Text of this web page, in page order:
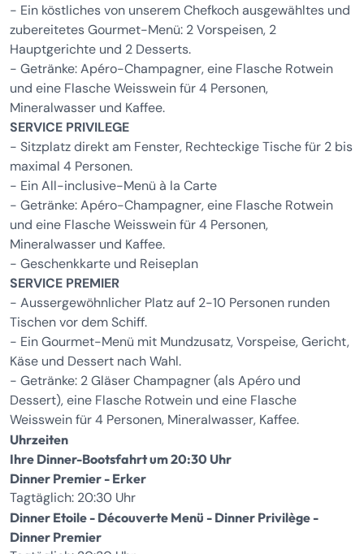
- Ein köstliches von unserem Chefkoch ausgewähltes und
zubereitetes Gourmet-Menü: 2 Vorspeisen, 2
Hauptgerichte und 2 Desserts.
- Getränke: Apéro-Champagner, eine Flasche Rotwein
und eine Flasche Weisswein für 4 Personen,
Mineralwasser und Kaffee.
SERVICE PRIVILEGE
- Sitzplatz direkt am Fenster, Rechteckige Tische für 2 bis
maximal 4 Personen.
- Ein All-inclusive-Menü à la Carte
- Getränke: Apéro-Champagner, eine Flasche Rotwein
und eine Flasche Weisswein für 4 Personen,
Mineralwasser und Kaffee.
- Geschenkkarte und Reiseplan
SERVICE PREMIER
- Aussergewöhnlicher Platz auf 2-10 Personen runden
Tischen vor dem Schiff.
- Ein Gourmet-Menü mit Mundzusatz, Vorspeise, Gericht,
Käse und Dessert nach Wahl.
- Getränke: 2 Gläser Champagner (als Apéro und
Dessert), eine Flasche Rotwein und eine Flasche
Weisswein für 4 Personen, Mineralwasser, Kaffee.
Uhrzeiten
Ihre Dinner-Bootsfahrt um 20:30 Uhr
Dinner Premier - Erker
Tagtäglich: 20:30 Uhr
Dinner Etoile - Découverte Menü - Dinner Privilège -
Dinner Premier